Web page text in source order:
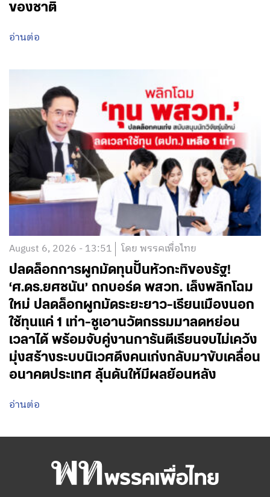
ของชาติ
อ่านต่อ
August 6, 2026 - 13:51 โดย พรรคเพื่อไทย
ปลดล็อกการผูกมัดทุนปั้นหัวกะทิของรัฐ!
‘ศ.ดร.ยศชนัน’ ถกบอร์ด พสวท. เล็งพลิกโฉม
ใหม่ ปลดล็อกผูกมัดระยะยาว-เรียนเมืองนอก
ใช้ทุนแค่ 1 เท่า-ชูเอานวัตกรรมมาลดหย่อน
เวลาได้ พร้อมจับคู่งานการันตีเรียนจบไม่เคว้ง
มุ่งสร้างระบบนิเวศดึงคนเก่งกลับมาขับเคลื่อน
อนาคตประเทศ ลุ้นดันให้มีผลย้อนหลัง
อ่านต่อ